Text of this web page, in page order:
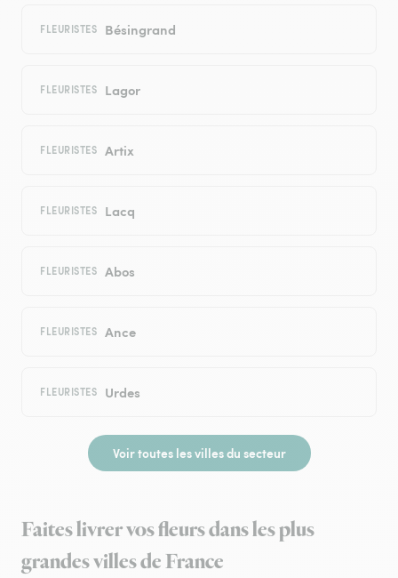
FLEURISTES Bésingrand
FLEURISTES Lagor
FLEURISTES Artix
FLEURISTES Lacq
FLEURISTES Abos
FLEURISTES Ance
FLEURISTES Urdes
Voir toutes les villes du secteur
Faites livrer vos fleurs dans les plus
grandes villes de France